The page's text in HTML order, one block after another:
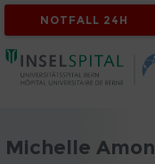
NOTFALL 24H
Michelle Amon